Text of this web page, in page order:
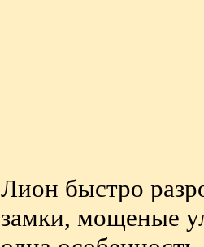
Лион быстро
замки, мощеные